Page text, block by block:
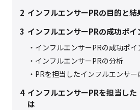
2 インフルエンサーPRの目的と結
3 インフルエンサーPRの成功ポイ
インフルエンサーPRの成功ポイ
インフルエンサーPRの分析
PRを担当したインフルエンサー
4 インフルエンサーPRを担当し
は